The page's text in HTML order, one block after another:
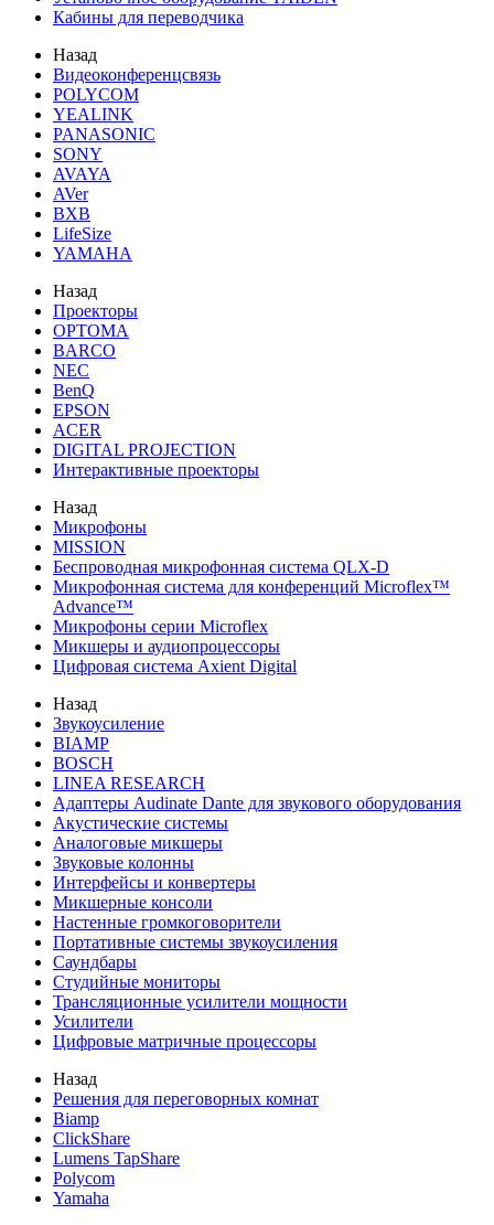
Кабины для переводчика
Назад
Видеоконференцсвязь
POLYCOM
YEALINK
PANASONIC
SONY
AVAYA
AVer
BXB
LifeSize
YAMAHA
Назад
Проекторы
OPTOMA
BARCO
NEC
BenQ
EPSON
ACER
DIGITAL PROJECTION
Интерактивные проекторы
Назад
Микрофоны
MISSION
Беспроводная микрофонная система QLX-D
Микрофонная система для конференций Microflex™
Advance™
Микрофоны серии Microflex
Микшеры и аудиопроцессоры
Цифровая система Axient Digital
Назад
Звукоусиление
BIAMP
BOSCH
LINEA RESEARCH
Адаптеры Audinate Dante для звукового оборудования
Акустические системы
Аналоговые микшеры
Звуковые колонны
Интерфейсы и конвертеры
Микшерные консоли
Настенные громкоговорители
Портативные системы звукоусиления
Саундбары
Студийные мониторы
Трансляционные усилители мощности
Усилители
Цифровые матричные процессоры
Назад
Решения для переговорных комнат
Biamp
ClickShare
Lumens TapShare
Polycom
Yamaha